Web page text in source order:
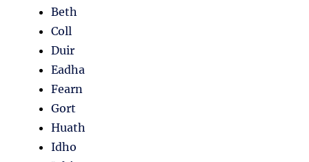
Beth
Coll
Duir
Eadha
Fearn
Gort
Huath
Idho